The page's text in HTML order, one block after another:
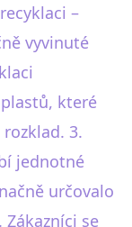
–
vyvinuté
které
3.
jednotné
určovalo
se